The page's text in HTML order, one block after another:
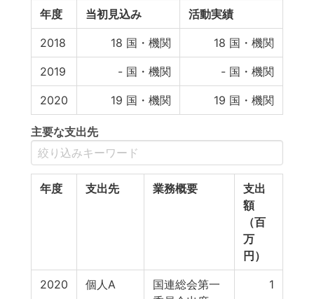
年度
当初見込み 活動実績
2018 18 国・機関 18 国・機関
2019 - 国・機関 - 国・機関
2020 19 国・機関 19 国・機関
主要な支出先
年度 支出先 業務概要
支出
額
（百
万
円）
2020 個人A
国連総会第一
1